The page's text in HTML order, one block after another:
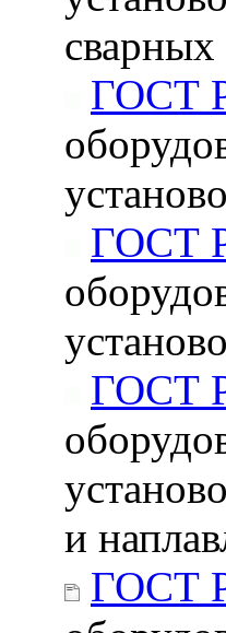
сварных
ГОСТ
ГОСТ
ГОСТ
и
ГОСТ